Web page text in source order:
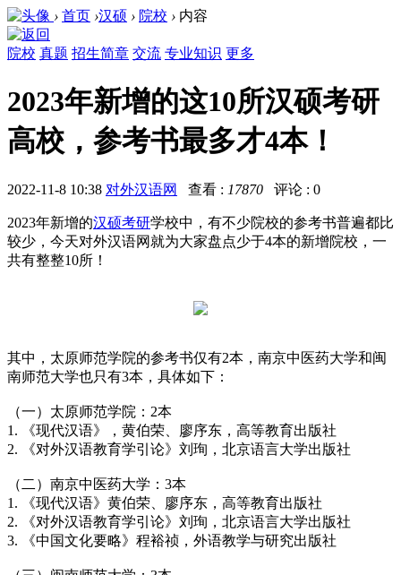
› 首页 ›汉硕 › 院校 › 内容
院校 真题 招生简章 交流 专业知识 更多
2023年新增的这10所汉硕考研
高校，参考书最多才4本！
2022-11-8 10:38 对外汉语网 查看 : 17870 评论 : 0
2023年新增的汉硕考研学校中，有不少院校的参考书普遍都比
较少，今天对外汉语网就为大家盘点少于4本的新增院校，一
共有整整10所！
其中，太原师范学院的参考书仅有2本，南京中医药大学和闽
南师范大学也只有3本，具体如下：
（一）太原师范学院：2本
1. 《现代汉语》，黄伯荣、廖序东，高等教育出版社
2. 《对外汉语教育学引论》刘珣，北京语言大学出版社
（二）南京中医药大学：3本
1. 《现代汉语》黄伯荣、廖序东，高等教育出版社
2. 《对外汉语教育学引论》刘珣，北京语言大学出版社
3. 《中国文化要略》程裕祯，外语教学与研究出版社